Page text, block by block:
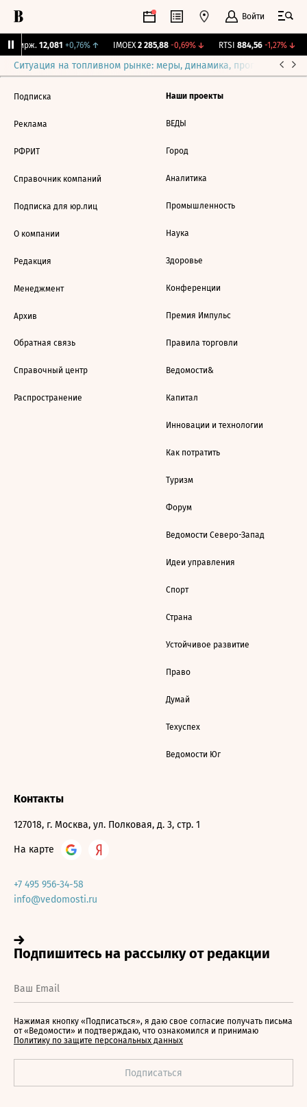
Войти
Бирж. 12,081 +0,76%↑ IMOEX 2 285,88 -0,69%↓ RTSI 884,56 -1,27%↓
Ситуация на топливном рынке: меры, динамика, прогнозы
Подписка
Реклама
РФРИТ
Справочник компаний
Подписка для юр.лиц
О компании
Редакция
Менеджмент
Архив
Обратная связь
Справочный центр
Распространение
Наши проекты
ВЕДЫ
Город
Аналитика
Промышленность
Наука
Здоровье
Конференции
Премия Импульс
Правила торговли
Ведомости&
Капитал
Инновации и технологии
Как потратить
Туризм
Форум
Ведомости Северо-Запад
Идеи управления
Спорт
Страна
Устойчивое развитие
Право
Думай
Техуспех
Ведомости Юг
Контакты
127018, г. Москва, ул. Полковая, д. 3, стр. 1
На карте
+7 495 956-34-58
info@vedomosti.ru
Нажимая кнопку «Подписаться», я даю свое согласие получать письма
от «Ведомости» и подтверждаю, что ознакомился и принимаю
Политику по защите персональных данных